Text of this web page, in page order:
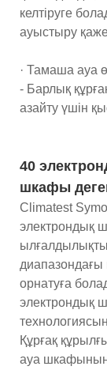
келтіруге
ауыстыру
· Тамаша ауа
- Барлық
азайту үшін
40
шкафы
Climatest
электрондық
диапазондағы
орнатуға
электрондық
Құрғақ
ауа